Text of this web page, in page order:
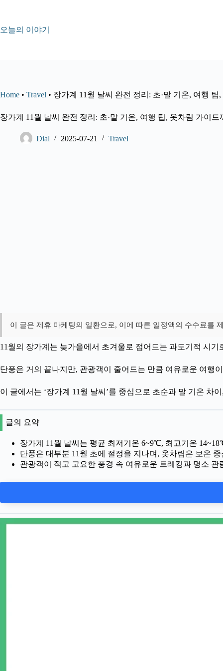
으
로
오늘의 이야기
Home • Travel • 장가계 11월 날씨 완전 정리: 초·말 기온, 여행 팁
장가계 11월 날씨 완전 정리: 초·말 기온, 여행 팁, 옷차림 가이드
Dial 2025-07-21 Travel
이 글은 제휴 마케팅의 일환으로, 이에 따른 일정액의 수수료를
11월의 장가계는 늦가을에서 초겨울로 접어드는 과도기적 시
단풍은 거의 끝나지만, 관광객이 줄어드는 만큼 여유로운 여행
이 글에서는 ‘장가계 11월 날씨’를 중심으로 초순과 말 기온
글의 요약
장가계 11월 날씨는 평균 최저기온 6~9℃, 최고기온
단풍은 대부분 11월 초에 절정을 지나며, 옷차림은 보온
관광객이 적고 고요한 풍경 속 여유로운 트레킹과 명소